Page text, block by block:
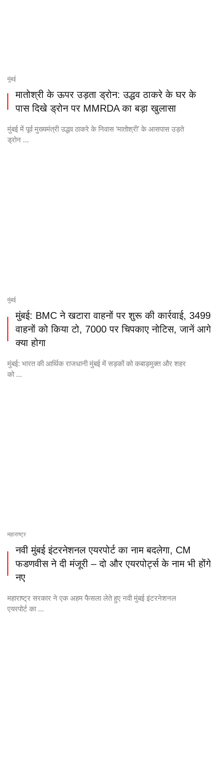
मुंबई
मातोश्री के ऊपर उड़ता ड्रोन: उद्धव ठाकरे के घर के
पास दिखे ड्रोन पर MMRDA का बड़ा खुलासा
मुंबई में पूर्व मुख्यमंत्री उद्धव ठाकरे के निवास ‘मातोश्री’ के आसपास उड़ते
ड्रोन ...
मुंबई
मुंबई: BMC ने खटारा वाहनों पर शुरू की कार्रवाई, 3499
वाहनों को किया टो, 7000 पर चिपकाए नोटिस, जानें आगे
क्या होगा
मुंबई: भारत की आर्थिक राजधानी मुंबई में सड़कों को कबाड़मुक्त और शहर
को ...
महाराष्ट्र
नवी मुंबई इंटरनेशनल एयरपोर्ट का नाम बदलेगा, CM
फडणवीस ने दी मंजूरी – दो और एयरपोर्ट्स के नाम भी होंगे
नए
महाराष्ट्र सरकार ने एक अहम फैसला लेते हुए नवी मुंबई इंटरनेशनल
एयरपोर्ट का ...